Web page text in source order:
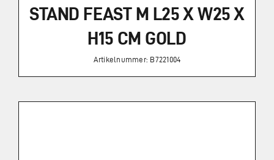
STAND FEAST M L25 X W25 X
H15 CM GOLD
Artikelnummer: B7221004